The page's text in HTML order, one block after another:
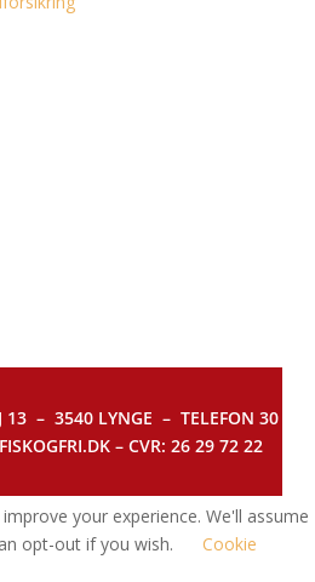
13 – 3540 LYNGE – TELEFON 30
– CVR: 26 29 72 22
your experience. We'll assume
opt-out if you wish.
Cookie